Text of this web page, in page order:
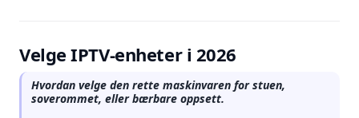
Velge IPTV-enheter i 2026
Hvordan velge den rette maskinvaren for stuen,
soverommet, eller bærbare oppsett.